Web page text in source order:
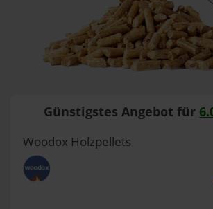
Günstigstes Angebot für
Woodox Holzpellets